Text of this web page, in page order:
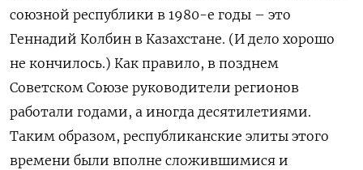
союзной республики в 1980-е годы – это
Геннадий Колбин в Казахстане. (И дело хорошо
не кончилось.) Как правило, в позднем
Советском Союзе руководители регионов
работали годами, а иногда десятилетиями.
Таким образом, республиканские элиты этого
времени были вполне сложившимися и